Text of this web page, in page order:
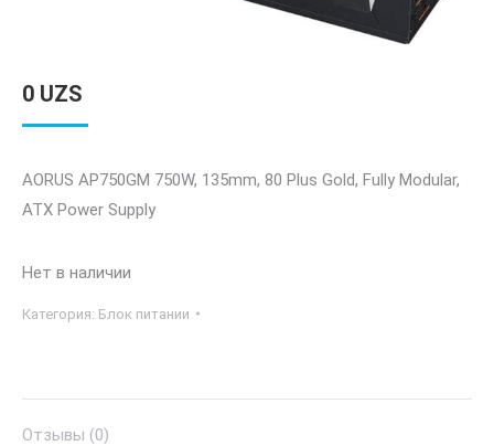
0 UZS
AORUS AP750GM 750W, 135mm, 80 Plus Gold, Fully Modular,
ATX Power Supply
Нет в наличии
Категория: Блок питании
Отзывы (0)